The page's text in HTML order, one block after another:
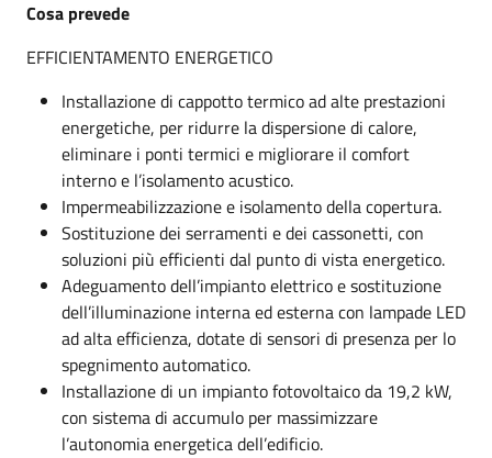
Cosa prevede
EFFICIENTAMENTO ENERGETICO
Installazione di cappotto termico ad alte prestazioni
energetiche, per ridurre la dispersione di calore,
eliminare i ponti termici e migliorare il comfort
interno e l’isolamento acustico.
Impermeabilizzazione e isolamento della copertura.
Sostituzione dei serramenti e dei cassonetti, con
soluzioni più efficienti dal punto di vista energetico.
Adeguamento dell’impianto elettrico e sostituzione
dell’illuminazione interna ed esterna con lampade LED
ad alta efficienza, dotate di sensori di presenza per lo
spegnimento automatico.
Installazione di un impianto fotovoltaico da 19,2 kW,
con sistema di accumulo per massimizzare
l’autonomia energetica dell’edificio.